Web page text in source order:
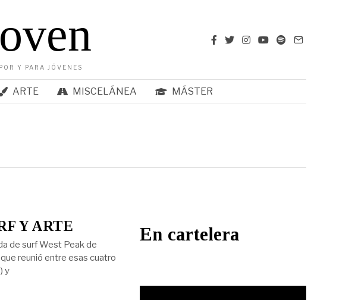
Y PARA JÓVENES
ARTE MISCELÁNEA MÁSTER
Y ARTE
de surf West Peak de
reunió entre esas cuatro
y
En cartelera